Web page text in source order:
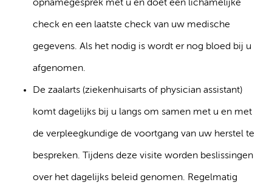
opnamegesprek met u en doet een lichamelijke
check en een laatste check van uw medische
gegevens. Als het nodig is wordt er nog bloed bij u
afgenomen.
De zaalarts (ziekenhuisarts of physician assistant)
komt dagelijks bij u langs om samen met u en met
de verpleegkundige de voortgang van uw herstel te
bespreken. Tijdens deze visite worden beslissingen
over het dagelijks beleid genomen. Regelmatig